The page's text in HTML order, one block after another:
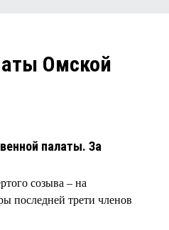
Омской
палаты. За
созыва – на
последней трети членов